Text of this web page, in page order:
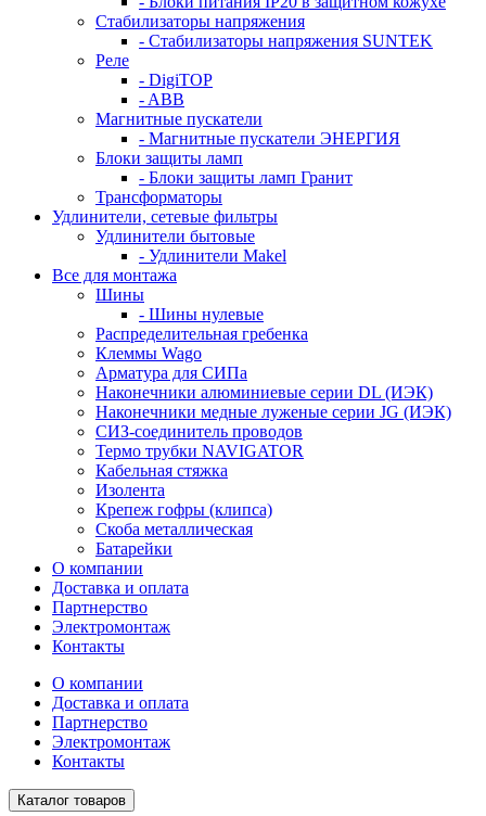
Стабилизаторы напряжения
- Стабилизаторы напряжения SUNTEK
Реле
- DigiTOP
- ABB
Магнитные пускатели
- Магнитные пускатели ЭНЕРГИЯ
Блоки защиты ламп
- Блоки защиты ламп Гранит
Трансформаторы
Удлинители, сетевые фильтры
Удлинители бытовые
- Удлинители Makel
Все для монтажа
Шины
- Шины нулевые
Распределительная гребенка
Клеммы Wago
Арматура для СИПа
Наконечники алюминиевые серии DL (ИЭК)
Наконечники медные луженые серии JG (ИЭК)
СИЗ-соединитель проводов
Термо трубки NAVIGATOR
Кабельная стяжка
Изолента
Крепеж гофры (клипса)
Скоба металлическая
Батарейки
О компании
Доставка и оплата
Партнерство
Электромонтаж
Контакты
О компании
Доставка и оплата
Партнерство
Электромонтаж
Контакты
Каталог товаров